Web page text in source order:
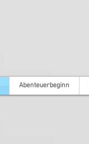
Abenteuerbeginn